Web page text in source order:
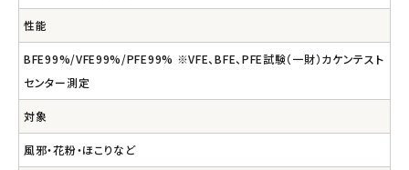
性能
BFE99%/VFE99%/PFE99% ※VFE、BFE、PFE試験（一財）カケンテスト
センター測定
対象
風邪・花粉・ほこりなど